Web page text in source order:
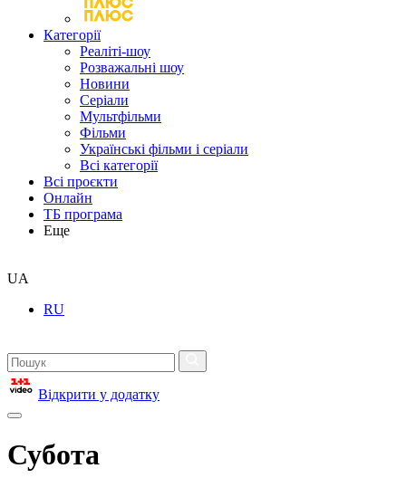
Категорії
Реаліті-шоу
Розважальні шоу
Новини
Серіали
Мультфільми
Фільми
Українські фільми і серіали
Всі категорії
Всі проєкти
Онлайн
ТБ програма
Еще
UA
RU
Відкрити у додатку
Субота